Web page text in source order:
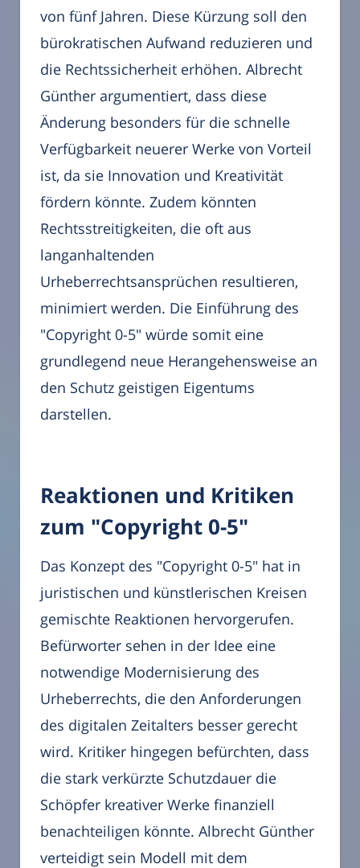
von fünf Jahren. Diese Kürzung soll den
bürokratischen Aufwand reduzieren und
die Rechtssicherheit erhöhen. Albrecht
Günther argumentiert, dass diese
Änderung besonders für die schnelle
Verfügbarkeit neuerer Werke von Vorteil
ist, da sie Innovation und Kreativität
fördern könnte. Zudem könnten
Rechtsstreitigkeiten, die oft aus
langanhaltenden
Urheberrechtsansprüchen resultieren,
minimiert werden. Die Einführung des
"Copyright 0-5" würde somit eine
grundlegend neue Herangehensweise an
den Schutz geistigen Eigentums
darstellen.
Reaktionen und Kritiken
zum "Copyright 0-5"
Das Konzept des "Copyright 0-5" hat in
juristischen und künstlerischen Kreisen
gemischte Reaktionen hervorgerufen.
Befürworter sehen in der Idee eine
notwendige Modernisierung des
Urheberrechts, die den Anforderungen
des digitalen Zeitalters besser gerecht
wird. Kritiker hingegen befürchten, dass
die stark verkürzte Schutzdauer die
Schöpfer kreativer Werke finanziell
benachteiligen könnte. Albrecht Günther
verteidigt sein Modell mit dem